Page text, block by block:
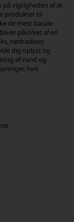
på vigtigheden af at
produkter til
de mest basale
påvirket af en
nødradioer,
dig oplyst og
af vand og
hvis